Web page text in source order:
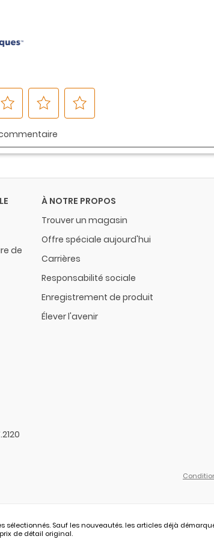
de
À NOTRE PROPOS
Trouver un magasin
Offre spéciale aujourd'hui
Carrières
Responsabilité sociale
Enregistrement de produit
Élever l'avenir
sélectionnés. Sauf les nouveautés. les articles déjà
de détail original.